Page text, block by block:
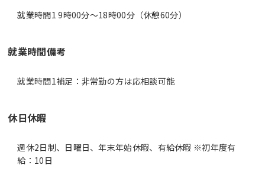
就業時間1 9時00分〜18時00分（休憩60分）
就業時間備考
休日休暇
週休2日制、日曜日、年末年始休暇、有給休暇 ※初年度有
給：10日